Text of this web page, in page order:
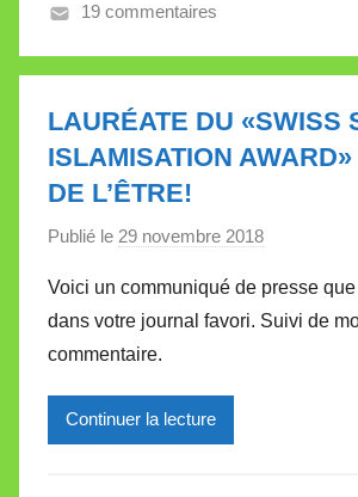
l
t
e
19 commentaires
LAURÉATE DU «SWISS
ISLAMISATION
DE L’ÊTRE!
Publié le 29 novembre 2018
r
M
Voici un communiqué de presse
dans votre journal favori. Suivi de
commentaire.
Continuer la lecture